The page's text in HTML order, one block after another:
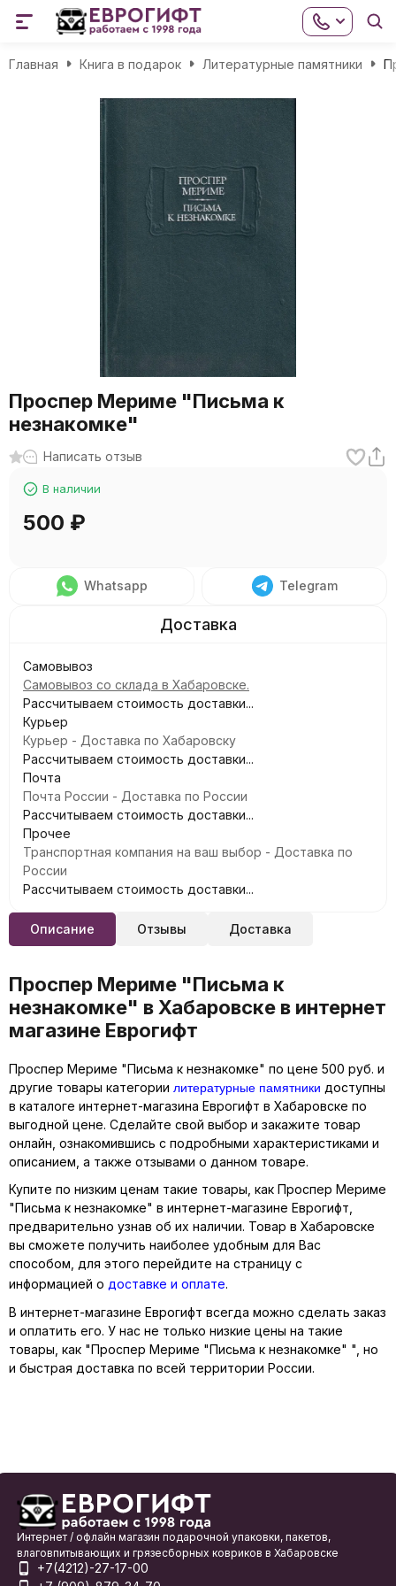
Главная Книга в подарок Литературные памятники
Проспер Мериме "Письма к
незнакомке"
Написать отзыв
В наличии
500 ₽
Whatsapp Telegram
Самовывоз
Самовывоз со склада в Хабаровске.
Рассчитываем стоимость доставки...
Курьер
Курьер - Доставка по Хабаровску
Рассчитываем стоимость доставки...
Почта
Почта России - Доставка по России
Рассчитываем стоимость доставки...
Прочее
Транспортная компания на ваш выбор - Доставка по
России
Рассчитываем стоимость доставки...
Описание Отзывы Доставка
Проспер Мериме "Письма к
незнакомке" в Хабаровске в интернет
магазине Еврогифт
Проспер Мериме "Письма к незнакомке" по цене 500 руб. и
другие товары категории литературные памятники доступны
в каталоге интернет-магазина Еврогифт в Хабаровске по
выгодной цене. Сделайте свой выбор и закажите товар
онлайн, ознакомившись с подробными характеристиками и
описанием, а также отзывами о данном товаре.
Купите по низким ценам такие товары, как Проспер Мериме
"Письма к незнакомке" в интернет-магазине Еврогифт,
предварительно узнав об их наличии. Товар в Хабаровске
вы сможете получить наиболее удобным для Вас
способом, для этого перейдите на страницу с
информацией о доставке и оплате.
В интернет-магазине Еврогифт всегда можно сделать заказ
и оплатить его. У нас не только низкие цены на такие
товары, как "Проспер Мериме "Письма к незнакомке" ", но
и быстрая доставка по всей территории России.
Интернет / офлайн магазин подарочной упаковки, пакетов,
влаговпитывающих и грязесборных ковриков в Хабаровске
+7(4212)-27-17-00